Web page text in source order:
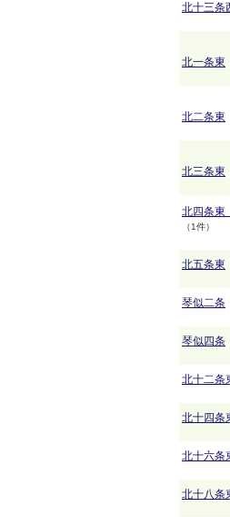
北十三条
北一条東
北二条東
北三条東
北四条東
（1件）
北五条東
琴似二条
琴似四条
北十二条
北十四条
北十六条
北十八条